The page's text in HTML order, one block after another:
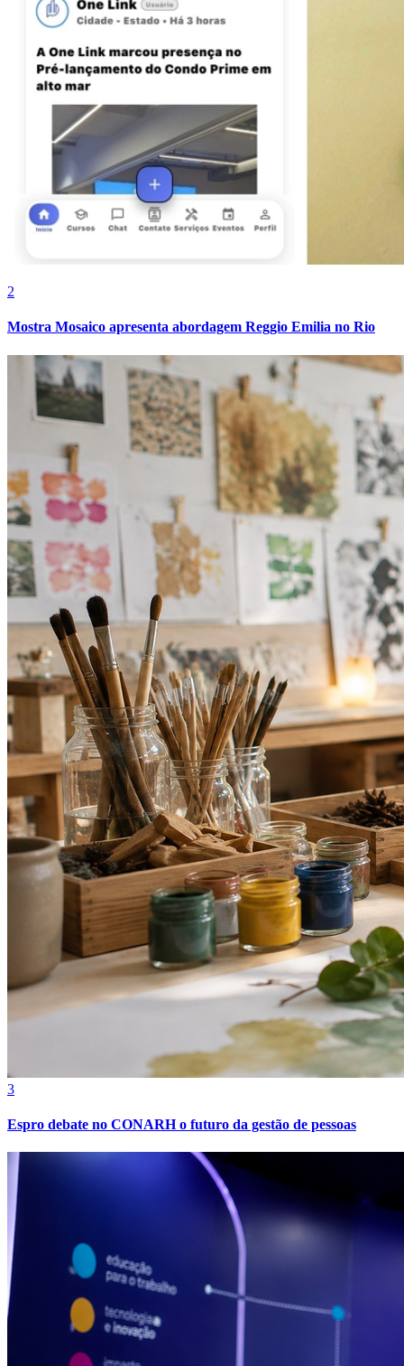
Atlético-MG
Cruzeiro
Bahia
2
Mostra Mosaico apresenta abordagem Reggio Emilia no Rio
3
Espro debate no CONARH o futuro da gestão de pessoas